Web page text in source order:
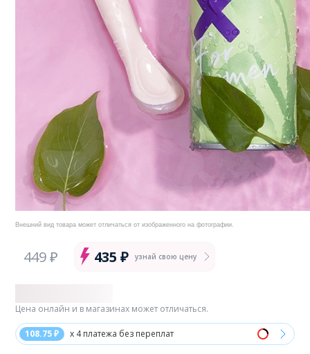
Внешний вид товара может отличаться от изображенного на фотографии.
449 ₽ 435 ₽ узнай свою цену
108.75 ₽ x 4 платежа без переплат
Цена онлайн и в магазинах может отличаться.